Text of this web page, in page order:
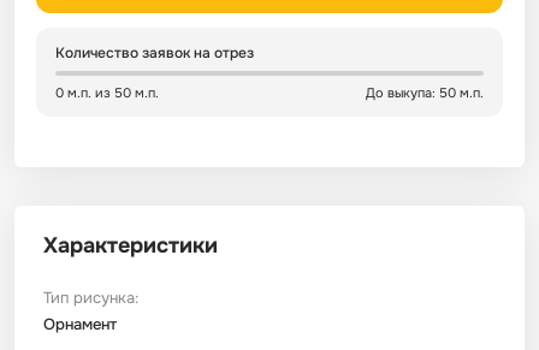
Количество заявок на отрез
0 м.п. из 50 м.п. До выкупа: 50 м.п.
Характеристики
Тип рисунка:
Орнамент
Сатин
Сатин Страйп
Сатин Твил
ТиСи Твил
Трикотаж
Зеленый
Детский
Город / архитектура
Морская тема